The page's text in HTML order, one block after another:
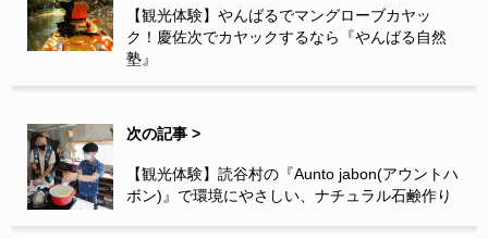
【観光体験】やんばるでマングローブカヤッ
ク！慶佐次でカヤックするなら『やんばる自然
塾』
次の記事 >
【観光体験】読谷村の『Aunto jabon(アウントハ
ボン)』で環境にやさしい、ナチュラル石鹸作り